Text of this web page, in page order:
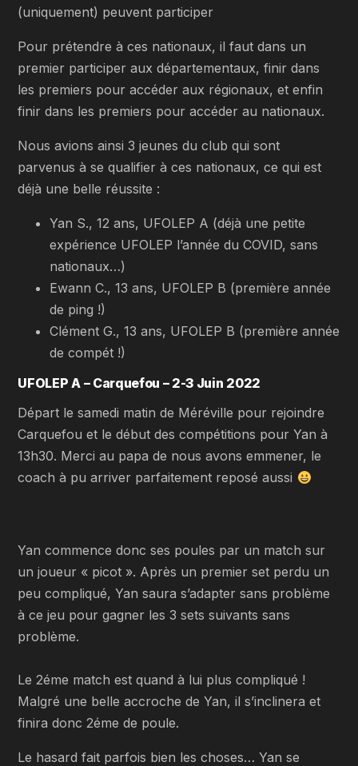
(uniquement) peuvent participer
Pour prétendre à ces nationaux, il faut dans un
premier participer aux départementaux, finir dans
les premiers pour accéder aux régionaux, et enfin
finir dans les premiers pour accéder au nationaux.
Nous avions ainsi 3 jeunes du club qui sont
parvenus à se qualifier à ces nationaux, ce qui est
déjà une belle réussite :
Yan S., 12 ans, UFOLEP A (déjà une petite
expérience UFOLEP l’année du COVID, sans
nationaux…)
Ewann C., 13 ans, UFOLEP B (première année
de ping !)
Clément G., 13 ans, UFOLEP B (première année
de compét !)
UFOLEP A – Carquefou – 2-3 Juin 2022
Départ le samedi matin de Méréville pour rejoindre
Carquefou et le début des compétitions pour Yan à
13h30. Merci au papa de nous avons emmener, le
coach à pu arriver parfaitement reposé aussi
Yan commence donc ses poules par un match sur
un joueur « picot ». Après un premier set perdu un
peu compliqué, Yan saura s’adapter sans problème
à ce jeu pour gagner les 3 sets suivants sans
problème.
Le 2éme match est quand à lui plus compliqué !
Malgré une belle accroche de Yan, il s’inclinera et
finira donc 2éme de poule.
Le hasard fait parfois bien les choses… Yan se